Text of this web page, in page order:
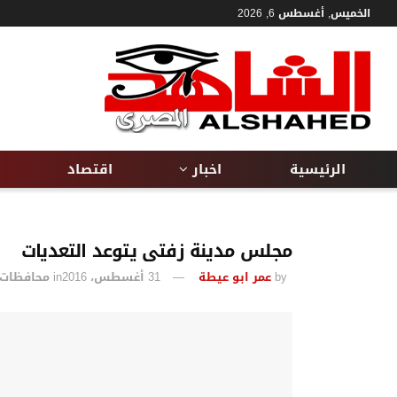
الخميس, أغسطس 6, 2026
الرئيسية اخبار اقتصاد
مجلس مدينة زفتى يتوعد التعديات
by عمر ابو عيطة 31 أغسطس، 2016 in محافظات